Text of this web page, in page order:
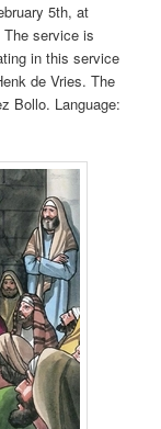
5th, at
service is
in this service
de Vries. The
Bollo. Language: